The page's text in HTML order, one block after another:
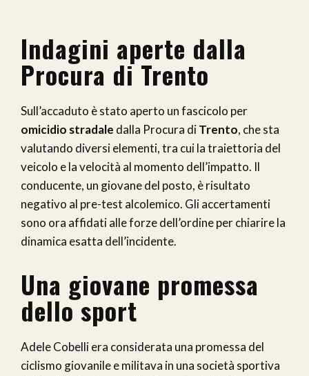
Indagini aperte dalla
Procura di Trento
Sull’accaduto è stato aperto un fascicolo per
omicidio stradale dalla Procura diTrento, che sta
valutando diversi elementi, tra cui la traiettoria del
veicolo e la velocità al momento dell’impatto. Il
conducente, un giovane del posto, è risultato
negativo al pre-test alcolemico. Gli accertamenti
sono ora affidati alle forze dell’ordine per chiarire la
dinamica esatta dell’incidente.
Una giovane promessa
dello sport
Adele Cobelli era considerata una promessa del
ciclismo giovanile e militava in una società sportiva